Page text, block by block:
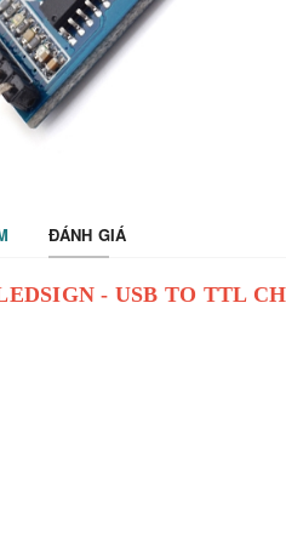
ĐÁNH GIÁ
- USB TO TTL